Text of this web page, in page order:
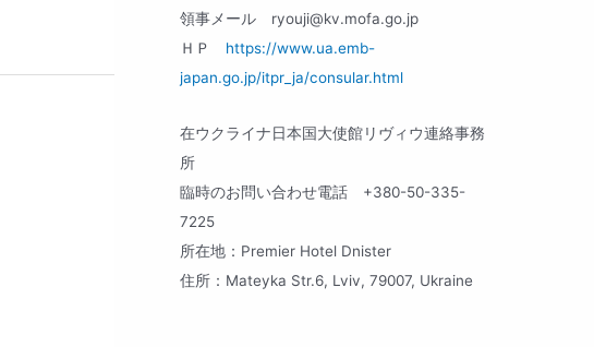
領事メール ryouji@kv.mofa.go.jp
ＨＰ https://www.ua.emb-
japan.go.jp/itpr_ja/consular.html
在ウクライナ日本国大使館リヴィウ連絡事務
所
臨時のお問い合わせ電話 +380-50-335-
7225
所在地：Premier Hotel Dnister
住所：Mateyka Str.6, Lviv, 79007, Ukraine